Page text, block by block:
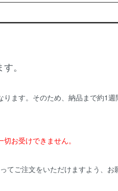
。
ます。そのため、納品まで約1週
お受けできません。
てご注文をいただけますよう、お